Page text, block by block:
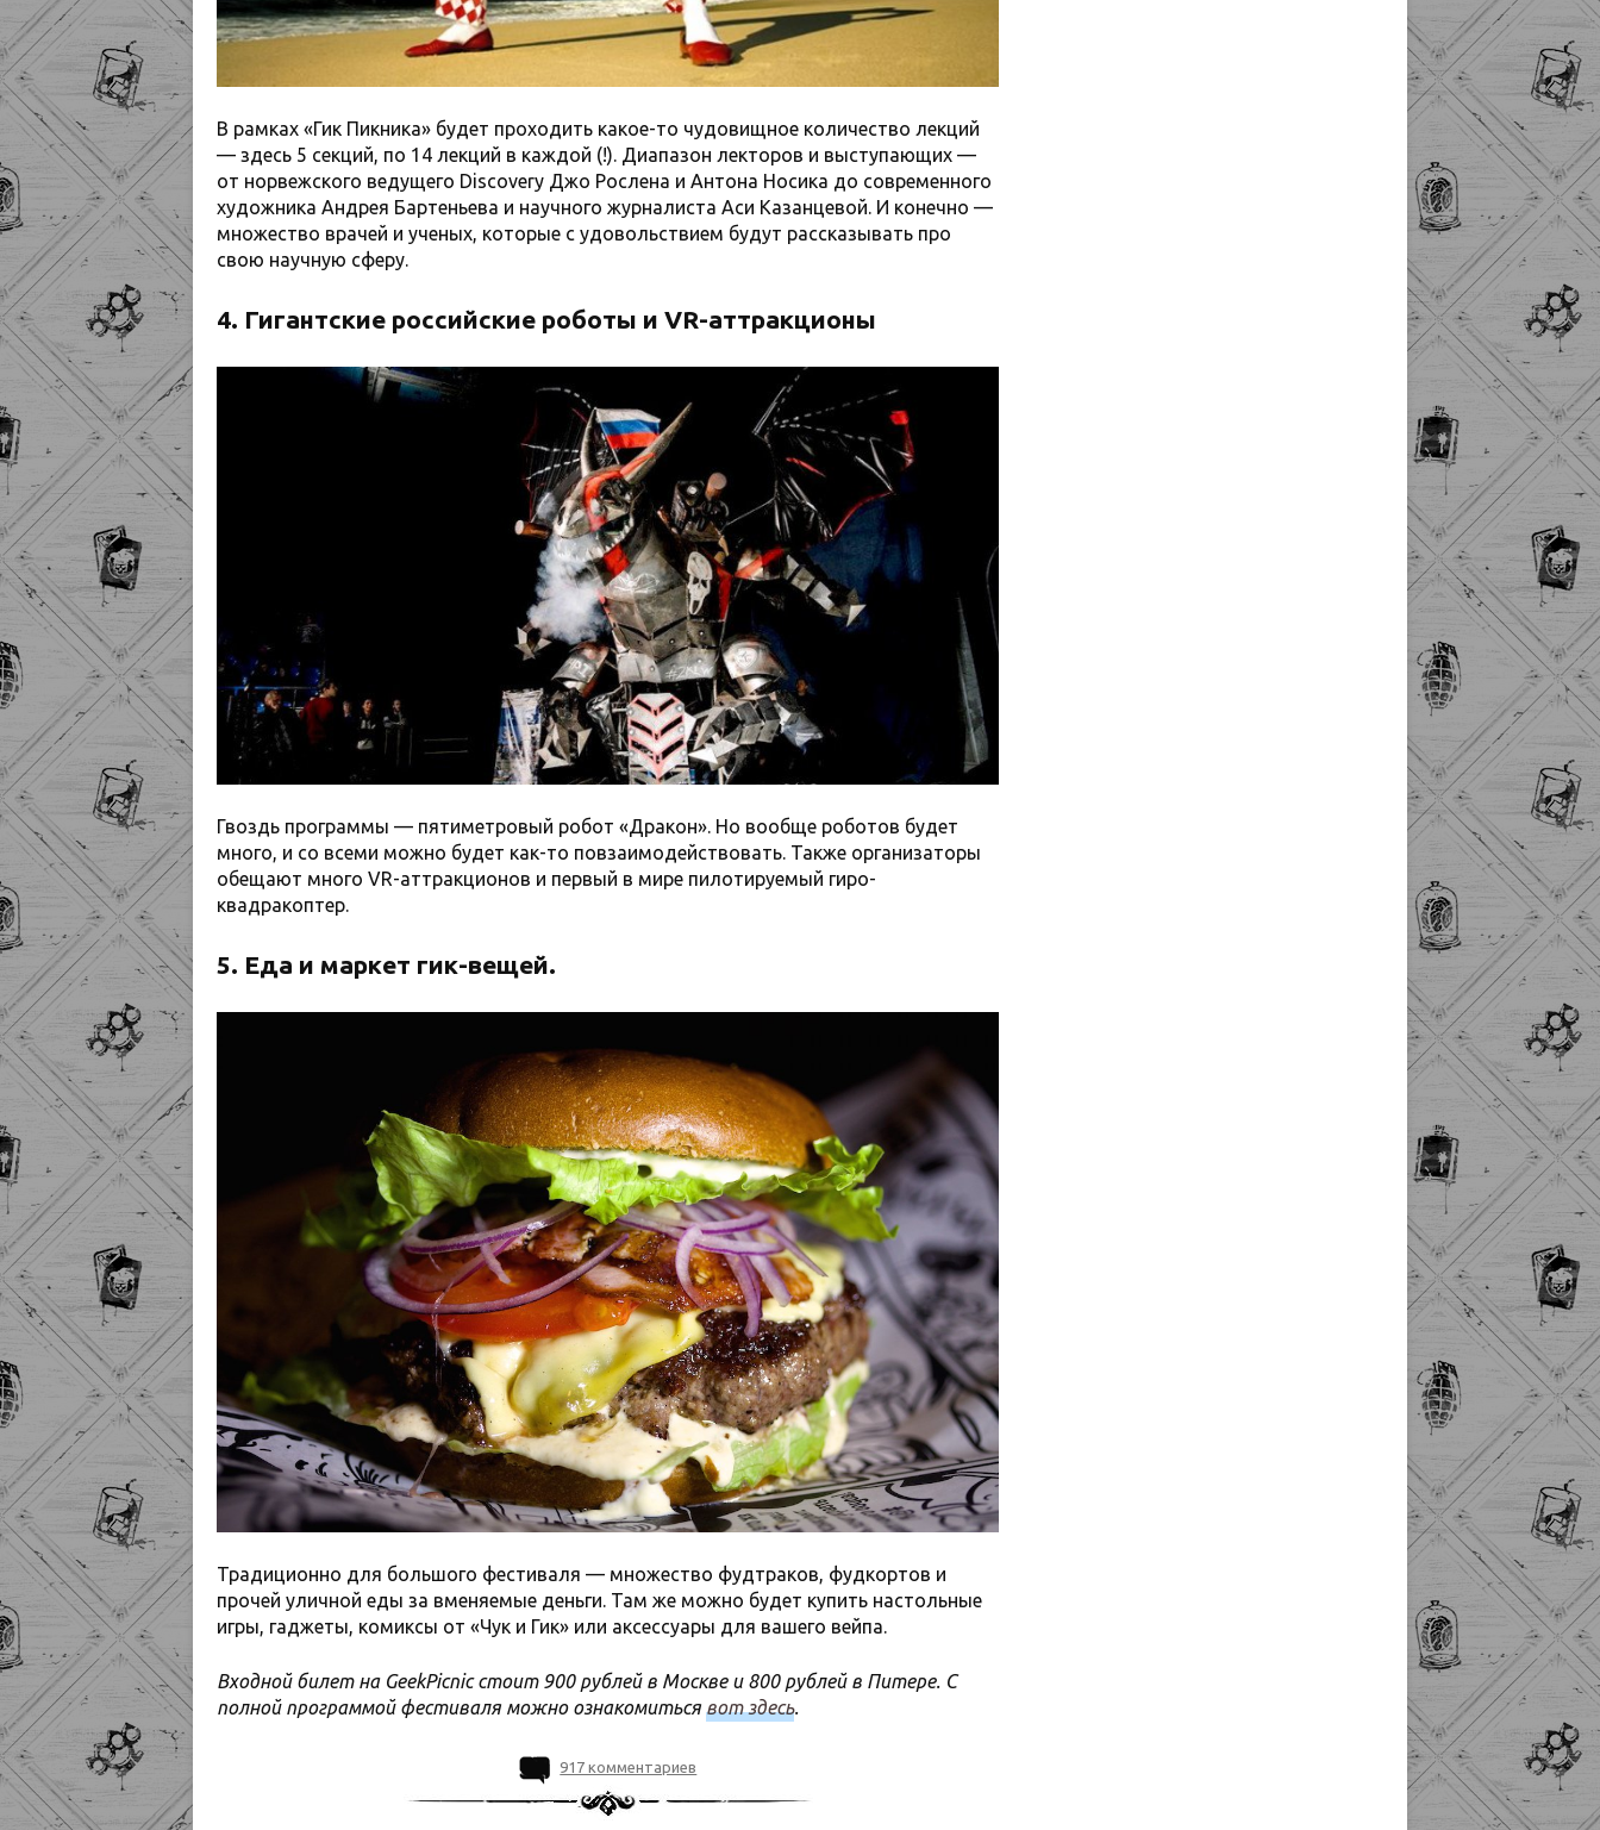
В рамках «Гик Пикника» будет проходить какое-то чудовищное количество лекций
— здесь 5 секций, по 14 лекций в каждой (!). Диапазон лекторов и выступающих —
от норвежского ведущего Discovery Джо Рослена и Антона Носика до современного
художника Андрея Бартеньева и научного журналиста Аси Казанцевой. И конечно —
множество врачей и ученых, которые с удовольствием будут рассказывать про
свою научную сферу.
4. Гигантские российские роботы и VR-аттракционы
Гвоздь программы — пятиметровый робот «Дракон». Но вообще роботов будет
много, и со всеми можно будет как-то повзаимодействовать. Также организаторы
обещают много VR-аттракционов и первый в мире пилотируемый гиро-
квадракоптер.
5. Еда и маркет гик-вещей.
Традиционно для большого фестиваля — множество фудтраков, фудкортов и
прочей уличной еды за вменяемые деньги. Там же можно будет купить настольные
игры, гаджеты, комиксы от «Чук и Гик» или аксессуары для вашего вейпа.
Входной билет на GeekPicnic стоит 900 рублей в Москве и 800 рублей в Питере. С
полной программой фестиваля можно ознакомитьсявот здесь.
917 комментариев